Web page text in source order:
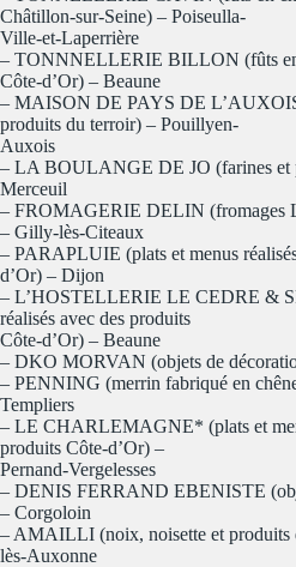
Châtillon-sur-Seine) – Poiseulla-
Ville-et-Laperrière
– TONNNELLERIE BILLON (fûts en
Côte-d’Or) – Beaune
– MAISON DE PAYS DE
produits du terroir) – Pouillyen-
Auxois
– LA BOULANGE DE JO (farines et
Merceuil
– FROMAGERIE DELIN (fromages
– Gilly-lès-Citeaux
– PARAPLUIE (plats et menus
d’Or) – Dijon
– L’HOSTELLERIE LE CEDRE &
réalisés avec des produits
Côte-d’Or) – Beaune
– DKO MORVAN (objets de
– PENNING (merrin fabriqué en
Templiers
– LE CHARLEMAGNE* (plats et
produits Côte-d’Or) –
Pernand-Vergelesses
– DENIS FERRAND EBENISTE
– Corgoloin
– AMAILLI (noix, noisette et produits
lès-Auxonne